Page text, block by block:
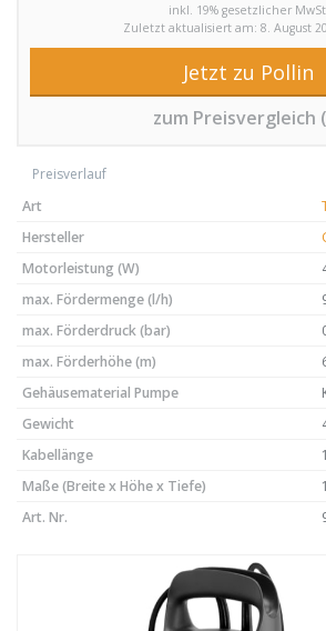
inkl. 19% gesetzlicher
Zuletzt aktualisiert am: 8. August
Jetzt zu Pollin
zum Preisvergleich
Preisverlauf
Art
Hersteller
Motorleistung (W)
max. Fördermenge (l/h)
max. Förderdruck (bar)
max. Förderhöhe (m)
Gehäusematerial Pumpe
Gewicht
Kabellänge
Maße (Breite x Höhe x Tiefe)
Art. Nr.